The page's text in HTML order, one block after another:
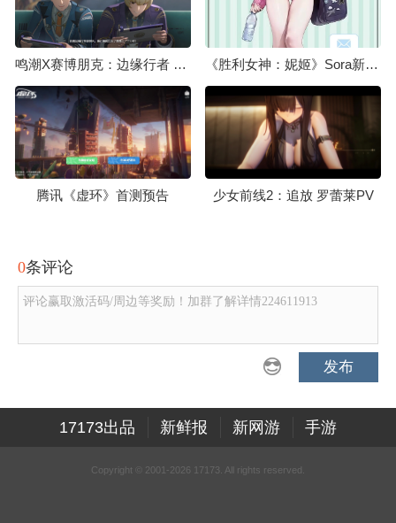
鸣潮X赛博朋克：边缘行者 联动预告 《胜利女神：妮姬》Sora新服装介绍
腾讯《虚环》首测预告 少女前线2：追放 罗蕾莱PV
0条评论
评论赢取激活码/周边等奖励！加群了解详情224611913
发布
17173出品 新鲜报 新网游 手游
Copyright © 2001-2026 17173. All rights reserved.